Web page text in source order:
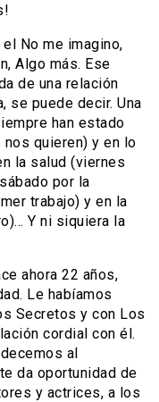
No me imagino,
Algo más. Ese
de una relación
se puede decir. Una
han estado
quieren) y en lo
la salud (viernes
por la
trabajo) y en la
Y ni siquiera la
ahora 22 años,
Le habíamos
Secretos y con Los
cordial con él.
al
da oportunidad de
y actrices, a los